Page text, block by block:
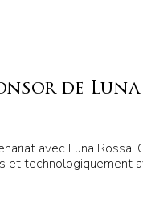
de
avec Luna Rossa,
technologiquement